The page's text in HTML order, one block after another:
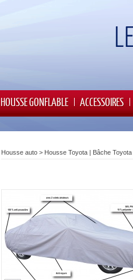
HOUSSE GONFLABLE ACCESSOIRES
Housse auto > Housse Toyota | Bâche Toyota